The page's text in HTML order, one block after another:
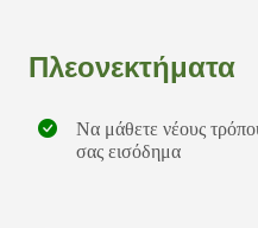
Πλεονεκτήματα
Να μάθετε νέους
σας εισόδημα